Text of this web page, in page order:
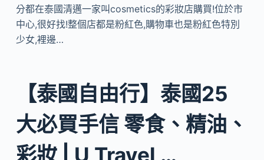
分都在泰國清邁一家叫cosmetics的彩妝店購買!位於市
中心,很好找!整個店都是粉紅色,購物車也是粉紅色特別
少女,裡邊…
【泰國自由行】泰國25
大必買手信 零食、精油、
彩妝 | U Travel …